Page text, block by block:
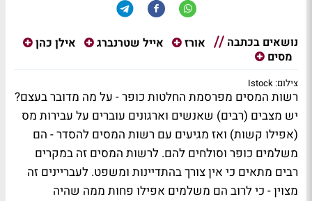
נושאים בכתבה אורז אייל שטרנברג
אילן כהן
מסים
צילום: Istock
רשות המסים מפרסמת החלטות כופר - על מה מדובר בעצם?
יש מצבים (רבים) שאנשים וארגונים עוברים על עבירות מס
(אפילו קשות) ואז מגיעים עם רשות המסים להסדר - הם
משלמים כופר וסולחים להם. לרשות המסים זה במקרים
רבים מתאים כי אין צורך בהתדיינות ומשפט. לעבריינים זה
מצוין - כי לרוב הם משלמים אפילו פחות ממה שהיה